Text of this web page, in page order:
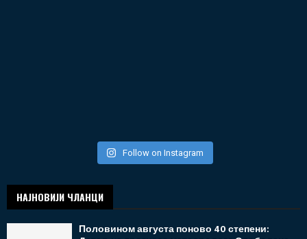
Follow on Instagram
НАЈНОВИЈИ ЧЛАНЦИ
Половином августа поново 40 степени: